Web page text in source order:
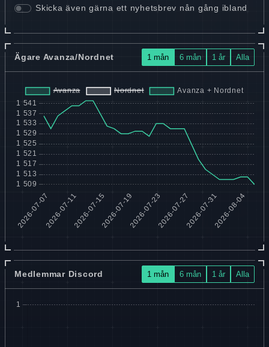
Skicka även gärna ett nyhetsbrev nån gång ibland
Ägare Avanza/Nordnet 1 mån 6 mån 1 år Alla
Medlemmar Discord 1 mån 6 mån 1 år Alla